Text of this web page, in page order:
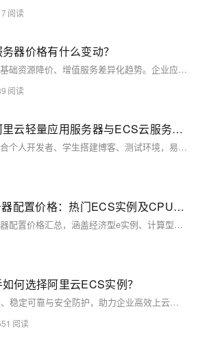
器价格有什么变动？
阿里云带宽与存储费用呈基础资源降价、增值服务差异化趋势。企业应结合业务特点，通过阶梯计价、智能分层、弹性带宽等策略优化成本，借助云监控与预算预警机制，实现高效、可控的云资源管理。
区别及选择指南：阿里云轻量应用服务器与ECS云服务器有什么区别？
阿里云轻量应用服务器适合个人开发者、学生搭建博客、测试环境，易用且性价比高；ECS功能更强大，适合企业级应用如大数据、高流量网站。根据需求选择：轻量入门首选，ECS专业之选。
阿里云4核8G云服务器配置价格：热门ECS实例及CPU处理器型号说明
阿里云2025年4核8G服务器配置价格汇总，涵盖经济型e实例、计算型c9i等热门ECS实例，CPU含Intel Xeon及AMD EPYC系列，月费159元起，年付低至1578元，按小时计费0.45元起，实际购买享折扣优惠。
何选择阿里云ECS实例？
阿里云ECS凭借弹性扩展、稳定可靠与安全防护，助力企业高效上云。本文系统解析实例规格选择关键因素：业务场景匹配、性能评估、成本优化、地域部署与扩展规划，结合计费模式与实际需求，提供科学选型建议，助您精准匹配资源，提升云上效能。（238字）